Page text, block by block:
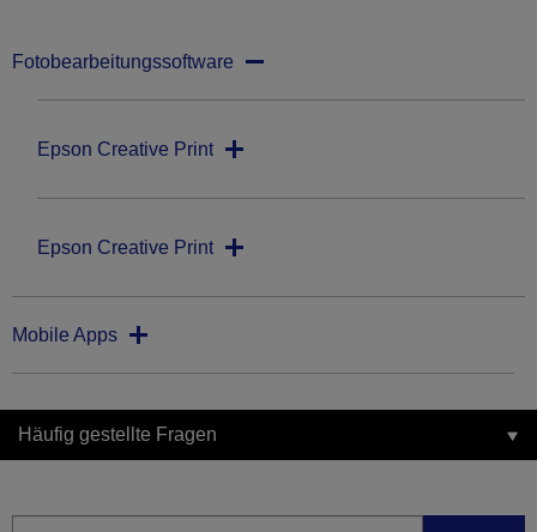
Fotobearbeitungssoftware
Epson Creative Print
Epson Creative Print
Mobile Apps
Häufig gestellte Fragen